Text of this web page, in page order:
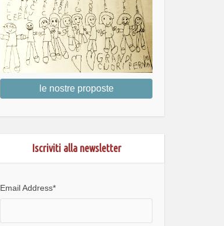
le nostre proposte
Iscriviti alla newsletter
Email Address*